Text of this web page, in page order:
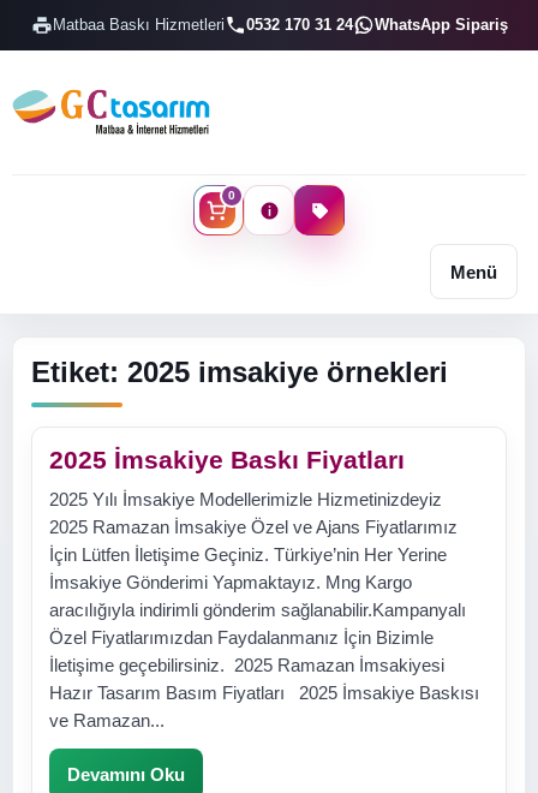
Matbaa Baskı Hizmetleri 0532 170 31 24 WhatsApp Sipariş
0
Menü
Etiket: 2025 imsakiye örnekleri
2025 İmsakiye Baskı Fiyatları
2025 Yılı İmsakiye Modellerimizle Hizmetinizdeyiz
2025 Ramazan İmsakiye Özel ve Ajans Fiyatlarımız
İçin Lütfen İletişime Geçiniz. Türkiye’nin Her Yerine
İmsakiye Gönderimi Yapmaktayız. Mng Kargo
aracılığıyla indirimli gönderim sağlanabilir.Kampanyalı
Özel Fiyatlarımızdan Faydalanmanız İçin Bizimle
İletişime geçebilirsiniz. 2025 Ramazan İmsakiyesi
Hazır Tasarım Basım Fiyatları 2025 İmsakiye Baskısı
ve Ramazan...
Devamını Oku